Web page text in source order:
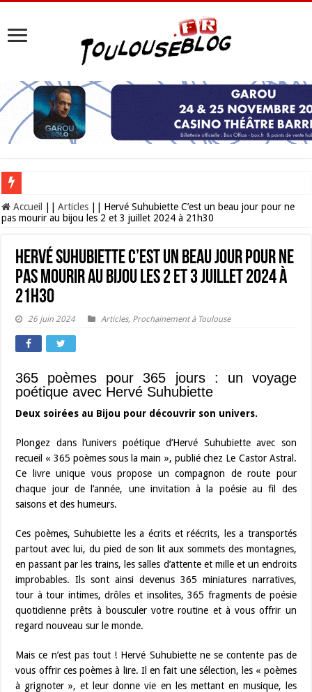
Les Nocturnes de la Cité de l’espace 2026 : l’événement incontournable de
Accueil Articles
Hervé Suhubiette C’est un beau jour pour ne
pas mourir au bijou les 2 et 3 juillet 2024 à 21h30
Hervé Suhubiette C’est un beau jour pour ne
pas mourir au bijou les 2 et 3 juillet 2024 à
21h30
26 juin 2024 Articles, Prochainement à Toulouse
365 poèmes pour 365 jours : un voyage
poétique avec Hervé Suhubiette
Deux soirées au Bijou pour découvrir son univers.
Plongez dans l’univers poétique d’Hervé Suhubiette avec son
recueil « 365 poèmes sous la main », publié chez Le Castor Astral.
Ce livre unique vous propose un compagnon de route pour
chaque jour de l’année, une invitation à la poésie au fil des
saisons et des humeurs.
Ces poèmes, Suhubiette les a écrits et réécrits, les a transportés
partout avec lui, du pied de son lit aux sommets des montagnes,
en passant par les trains, les salles d’attente et mille et un endroits
improbables. Ils sont ainsi devenus 365 miniatures narratives,
tour à tour intimes, drôles et insolites, 365 fragments de poésie
quotidienne prêts à bousculer votre routine et à vous offrir un
regard nouveau sur le monde.
Mais ce n’est pas tout ! Hervé Suhubiette ne se contente pas de
vous offrir ces poèmes à lire. Il en fait une sélection, les « poèmes
à grignoter », et leur donne vie en les mettant en musique, les